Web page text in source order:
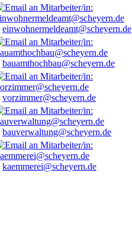
einwohnermeldeamt@scheyern.de
bauamthochbau@scheyern.de
vorzimmer@scheyern.de
bauverwaltung@scheyern.de
kaemmerei@scheyern.de